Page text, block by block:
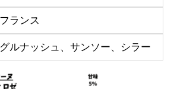
フランス
グルナッシュ、サンソー、シラー